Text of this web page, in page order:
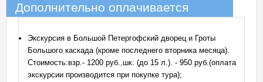
Дополнительно оплачивается
Экскурсия в Большой Петергофский дворец и Гроты
Большого каскада (кроме последнего вторника месяца).
Стоимость:взр.- 1200 руб.,шк. (до 15 л.). - 950 руб.(оплата
экскурсии производится при покупке тура);